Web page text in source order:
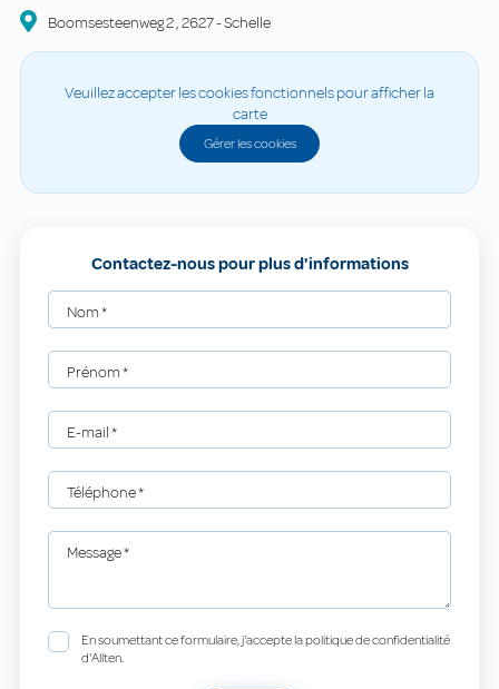
Boomsesteenweg2,2627-Schelle
Veuillez accepter les cookies fonctionnels pour afficher la
carte
Gérer les cookies
Contactez-nous pour plus d'informations
Nom*
Prénom*
E-mail*
Téléphone*
Message*
En soumettant ce formulaire, j'accepte la politique de confidentialité
d'Allten.